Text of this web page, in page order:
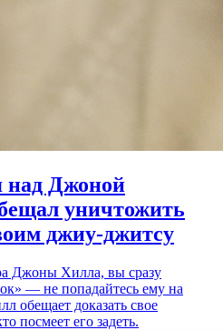
над Джоной
уничтожить
джиу-джитсу
Джоны Хилла, вы сразу
— не попадайтесь ему на
обещает доказать свое
посмеет его задеть.